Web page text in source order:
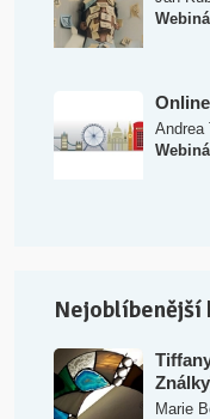
Andrea
Marie